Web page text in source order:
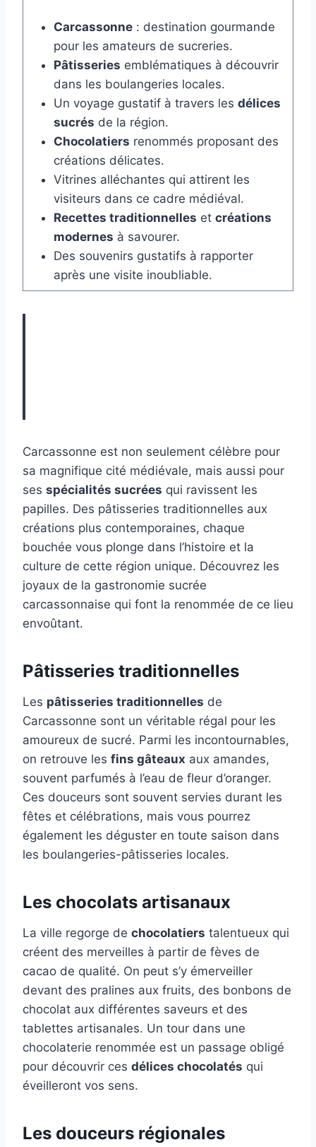
Carcassonne: destination gourmande
pour les amateurs de sucreries.
Pâtisseries emblématiques à découvrir
dans les boulangeries locales.
Un voyage gustatif à travers les délices
sucrés de la région.
Chocolatiers renommés proposant des
créations délicates.
Vitrines alléchantes qui attirent les
visiteurs dans ce cadre médiéval.
Recettes traditionnelles et créations
modernes à savourer.
Des souvenirs gustatifs à rapporter
après une visite inoubliable.
Carcassonne est non seulement célèbre pour
sa magnifique cité médiévale, mais aussi pour
ses spécialités sucrées qui ravissent les
papilles. Des pâtisseries traditionnelles aux
créations plus contemporaines, chaque
bouchée vous plonge dans l’histoire et la
culture de cette région unique. Découvrez les
joyaux de la gastronomie sucrée
carcassonnaise qui font la renommée de ce lieu
envoûtant.
Pâtisseries traditionnelles
Les pâtisseries traditionnelles de
Carcassonne sont un véritable régal pour les
amoureux de sucré. Parmi les incontournables,
on retrouve les fins gâteaux aux amandes,
souvent parfumés à l’eau de fleur d’oranger.
Ces douceurs sont souvent servies durant les
fêtes et célébrations, mais vous pourrez
également les déguster en toute saison dans
les boulangeries-pâtisseries locales.
Les chocolats artisanaux
La ville regorge de chocolatiers talentueux qui
créent des merveilles à partir de fèves de
cacao de qualité. On peut s’y émerveiller
devant des pralines aux fruits, des bonbons de
chocolat aux différentes saveurs et des
tablettes artisanales. Un tour dans une
chocolaterie renommée est un passage obligé
pour découvrir ces délices chocolatés qui
éveilleront vos sens.
Les douceurs régionales